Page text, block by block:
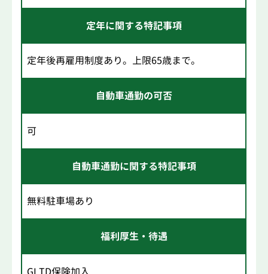
定年に関する特記事項
定年後再雇用制度あり。上限65歳まで。
自動車通勤の可否
可
自動車通勤に関する特記事項
無料駐車場あり
福利厚生・待遇
GLTD保険加入